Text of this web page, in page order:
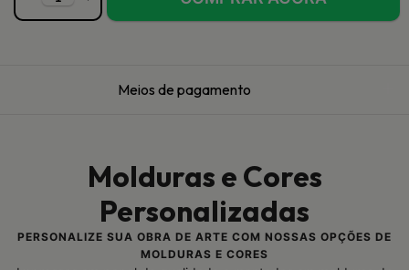
Meios de pagamento
Molduras e Cores
Personalizadas
PERSONALIZE SUA OBRA DE ARTE COM NOSSAS OPÇÕES DE
MOLDURAS E CORES